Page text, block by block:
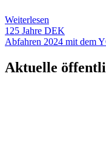
Weiterlesen
125 Jahre DEK
Abfahren 2024 mit dem
Aktuelle